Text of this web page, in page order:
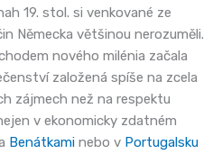
19. stol. si venkované ze
Německa většinou nerozuměli.
nového milénia začala
založená spíše na zcela
zájmech než na respektu
v ekonomicky zdatném
Benátkami nebo v Portugalsku